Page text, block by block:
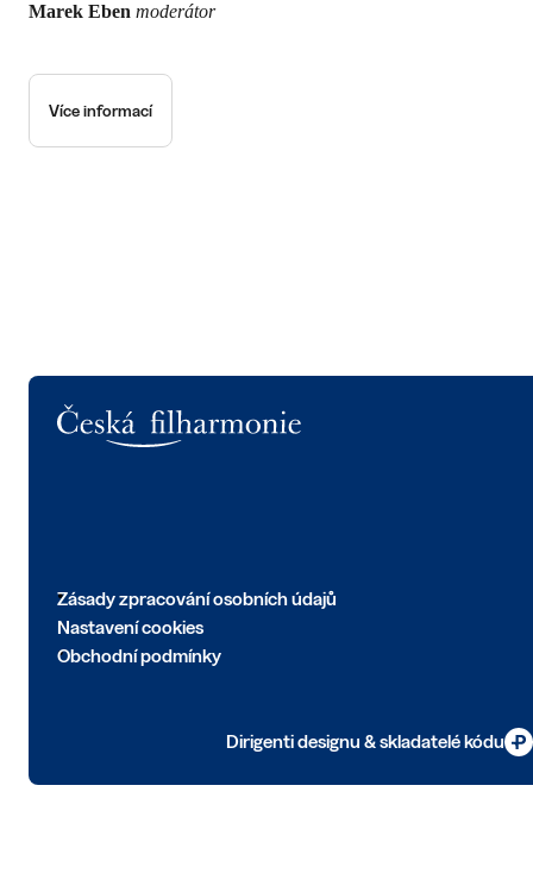
Marek Eben moderátor
Více informací
Zásady zpracování osobních údajů
Nastavení cookies
Obchodní podmínky
Dirigenti designu & skladatelé kódu